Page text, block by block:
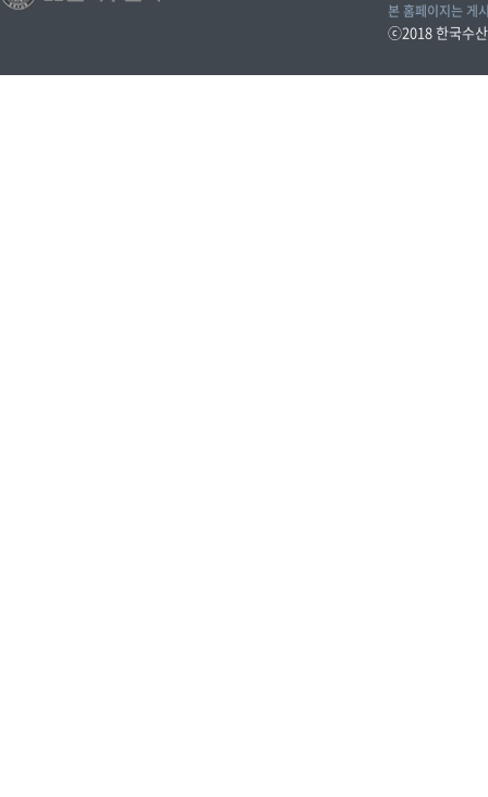
본 홈페이지는 게
ⓒ2018한국수